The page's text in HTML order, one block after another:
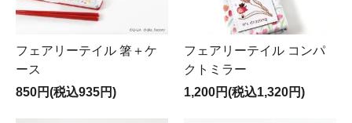
フェアリーテイル 箸＋ケ
ース
850円(税込935円)
フェアリーテイル コンパ
クトミラー
1,200円(税込1,320円)